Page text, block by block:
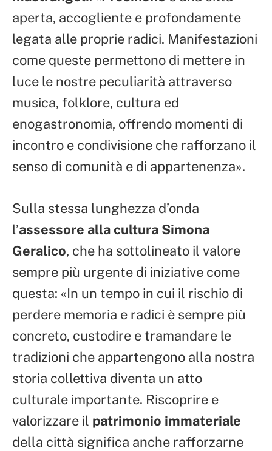
aperta, accogliente e profondamente
legata alle proprie radici. Manifestazioni
come queste permettono di mettere in
luce le nostre peculiarità attraverso
musica, folklore, cultura ed
enogastronomia, offrendo momenti di
incontro e condivisione che rafforzano il
senso di comunità e di appartenenza».
Sulla stessa lunghezza d’onda
l’assessore alla cultura Simona
Geralico, che ha sottolineato il valore
sempre più urgente di iniziative come
questa: «In un tempo in cui il rischio di
perdere memoria e radici è sempre più
concreto, custodire e tramandare le
tradizioni che appartengono alla nostra
storia collettiva diventa un atto
culturale importante. Riscoprire e
valorizzare il patrimonio immateriale
della città significa anche rafforzarne